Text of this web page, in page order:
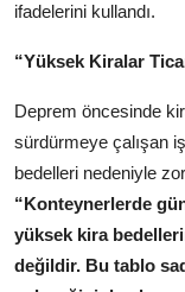
ifadelerini kullandı.
“Yüksek Kiralar
Deprem öncesinde
sürdürmeye çalışan
bedelleri nedeniyle
“Konteynerlerde
yüksek kira
değildir. Bu tablo